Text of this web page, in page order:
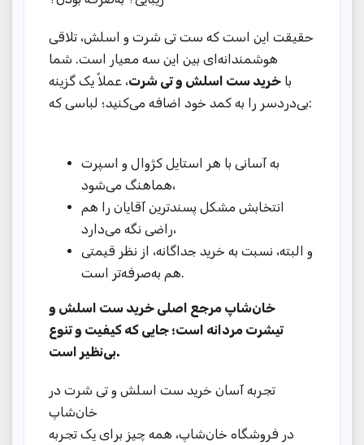
حقیقت این است که ست تی شرت و اسلش، تلاقی
هوشمندانه‌ای بین این سه معیار است. شما
با خرید ست اسلش و تی شرت، عملاً یک گزینه
بی‌دردسر را به کمد خود اضافه می‌کنید؛ لباسی که:
به آسانی با هر استایل کژوال و اسپرت
هماهنگ می‌شود،
انتخابش مشکل پسندترین آقایان را هم
راضی نگه می‌دارد،
و البته، نسبت به خرید جداگانه، از نظر قیمتی
هم به‌صرفه‌تر است.
خان‌شاپ مرجع اصلی خرید ست اسلش و
تیشرت مردانه است؛ جایی که کیفیت و تنوع
بی‌نظیر است.
تجربه آسان خرید ست اسلش و تی شرت در
خان‌شاپ
در فروشگاه خان‌شاپ، همه چیز برای یک تجربه